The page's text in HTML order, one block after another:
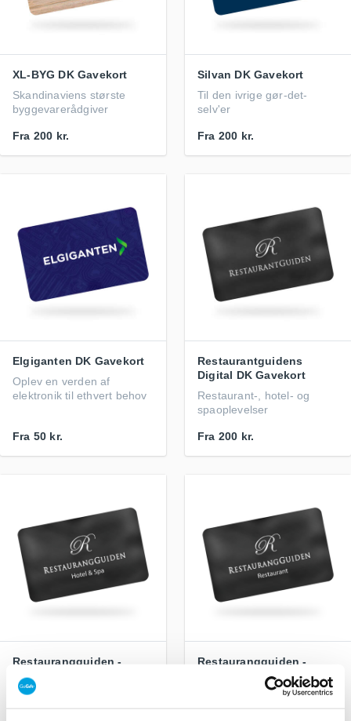
XL-BYG DK Gavekort
Skandinaviens største
byggevarerådgiver
Fra 200 kr.
Silvan DK Gavekort
Til den ivrige gør-det-
selv'er
Fra 200 kr.
Elgiganten DK Gavekort
Oplev en verden af
elektronik til ethvert behov
Fra 50 kr.
Restaurantguidens
Digital DK Gavekort
Restaurant-, hotel- og
spaoplevelser
Fra 200 kr.
Restaurangguiden -
Hotel & Spa DK Gavekort
Et gavekort til masser af
oplevelser
Restaurangguiden -
Restaurant DK Gavekort
Et gavekort til masser af
oplevelser